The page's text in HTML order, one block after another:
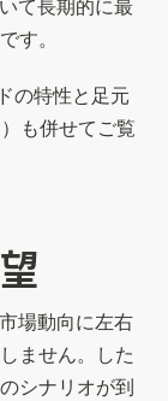
て長期的に最
す。
の特性と足元
も併せてご覧
場動向に左右
ません。した
シナリオが到